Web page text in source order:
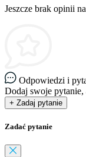
Jeszcze brak opinii
Odpowiedzi i
Dodaj swoje
+ Zadaj pytanie
Zadać pytanie